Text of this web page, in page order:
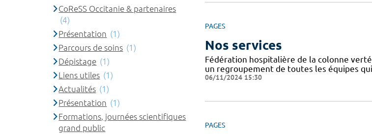
PAGES
Nos services
Fédération hospitalière de la colonne
un regroupement de toutes les équipes
06/11/2024 15:30
PAGES
CoReSS Occitanie & partenaires
(4)
Présentation (1)
Parcours de soins (1)
Dépistage (1)
Liens utiles (1)
Actualités (1)
Présentation (1)
Formations, journées scientifiques
grand public